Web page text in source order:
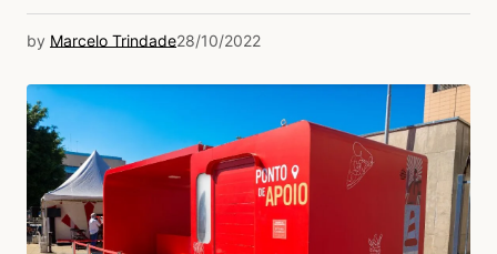
by Marcelo Trindade28/10/2022